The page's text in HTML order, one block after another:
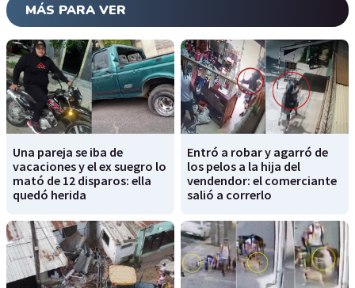
MÁS PARA VER
Una pareja se iba de
vacaciones y el ex suegro lo
mató de 12 disparos: ella
quedó herida
Entró a robar y agarró de
los pelos a la hija del
vendendor: el comerciante
salió a correrlo